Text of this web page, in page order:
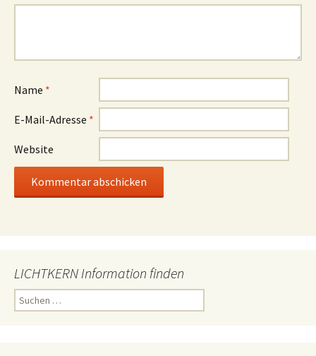
Name *
E-Mail-Adresse *
Website
LICHTKERN Information finden
Suchen
nach: